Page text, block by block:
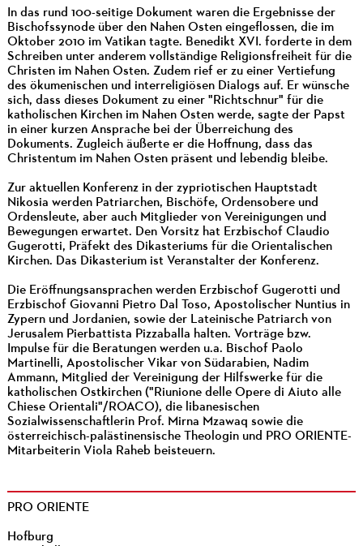
In das rund 100-seitige Dokument waren die Ergebnisse der
Bischofssynode über den Nahen Osten eingeflossen, die im
Oktober 2010 im Vatikan tagte. Benedikt XVI. forderte in dem
Schreiben unter anderem vollständige Religionsfreiheit für die
Christen im Nahen Osten. Zudem rief er zu einer Vertiefung
des ökumenischen und interreligiösen Dialogs auf. Er wünsche
sich, dass dieses Dokument zu einer "Richtschnur" für die
katholischen Kirchen im Nahen Osten werde, sagte der Papst
in einer kurzen Ansprache bei der Überreichung des
Dokuments. Zugleich äußerte er die Hoffnung, dass das
Christentum im Nahen Osten präsent und lebendig bleibe.
Zur aktuellen Konferenz in der zypriotischen Hauptstadt
Nikosia werden Patriarchen, Bischöfe, Ordensobere und
Ordensleute, aber auch Mitglieder von Vereinigungen und
Bewegungen erwartet. Den Vorsitz hat Erzbischof Claudio
Gugerotti, Präfekt des Dikasteriums für die Orientalischen
Kirchen. Das Dikasterium ist Veranstalter der Konferenz.
Die Eröffnungsansprachen werden Erzbischof Gugerotti und
Erzbischof Giovanni Pietro Dal Toso, Apostolischer Nuntius in
Zypern und Jordanien, sowie der Lateinische Patriarch von
Jerusalem Pierbattista Pizzaballa halten. Vorträge bzw.
Impulse für die Beratungen werden u.a. Bischof Paolo
Martinelli, Apostolischer Vikar von Südarabien, Nadim
Ammann, Mitglied der Vereinigung der Hilfswerke für die
katholischen Ostkirchen ("Riunione delle Opere di Aiuto alle
Chiese Orientali"/ROACO), die libanesischen
Sozialwissenschaftlerin Prof. Mirna Mzawaq sowie die
österreichisch-palästinensische Theologin und PRO ORIENTE-
Mitarbeiterin Viola Raheb beisteuern.
PRO ORIENTE
Hofburg